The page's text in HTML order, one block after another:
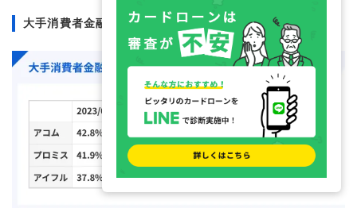
大手消費者金融は成約率を公開している